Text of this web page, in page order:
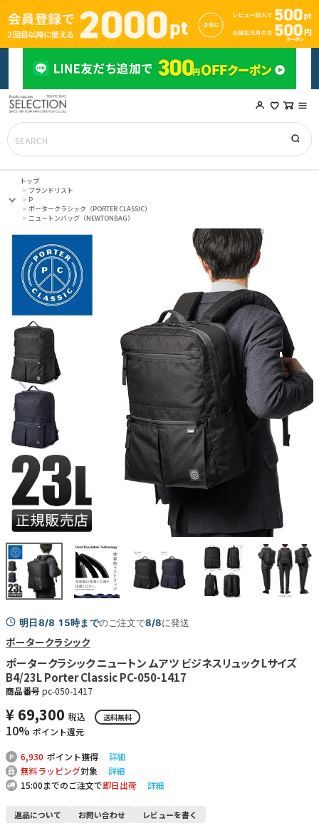
トップ
ブランドリスト
P
ポータークラシック（PORTER CLASSIC）
ニュートンバッグ（NEWTONBAG）
明日8/8 15時までのご注文で8/8に発送
ポータークラシック
ポータークラシック ニュートン ムアツ ビジネスリュック Lサイズ
B4/23L Porter Classic PC-050-1417
商品番号 pc-050-1417
¥ 69,300 税込 送料無料
10% ポイント還元
6,930 ポイント獲得
詳細
無料ラッピング対象
詳細
15:00までのご注文で即日出荷 詳細
返品について お問い合わせ レビューを書く